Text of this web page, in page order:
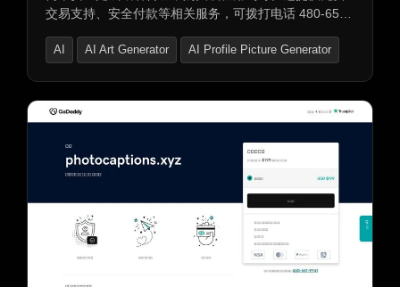
交易支持、安全付款等相关服务，可拨打电话 480-651-
AI AI Art Generator AI Profile Picture Generator